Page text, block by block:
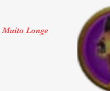
Muito Longe